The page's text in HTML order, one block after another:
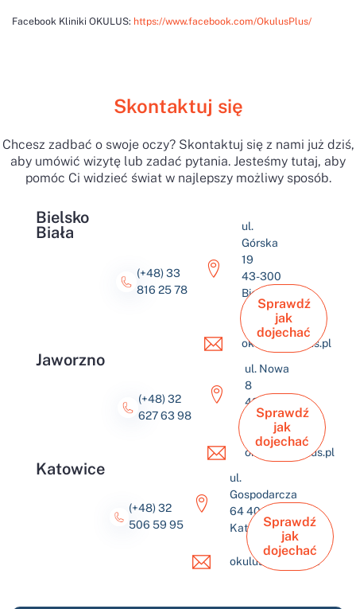
Facebook Kliniki OKULUS: https://www.facebook.com/OkulusPlus/
Skontaktuj się
Chcesz zadbać o swoje oczy? Skontaktuj się z nami już dziś,
aby umówić wizytę lub zadać pytania. Jesteśmy tutaj, aby
pomóc Ci widzieć świat w najlepszy możliwy sposób.
Bielsko
Biała
(+48) 33
816 25 78
ul.
Górska
19
43-300
Bielsko-
Biała
okulus@okulus.pl
Sprawdź
jak
dojechać
Jaworzno
(+48) 32
627 63 98
ul. Nowa
8
43-600
Jaworzno
okulus@okulus.pl
Sprawdź
jak
dojechać
Katowice
(+48) 32
506 59 95
ul.
Gospodarcza
64 40-432
Katowice
okulus@okulus.pl
Sprawdź
jak
dojechać